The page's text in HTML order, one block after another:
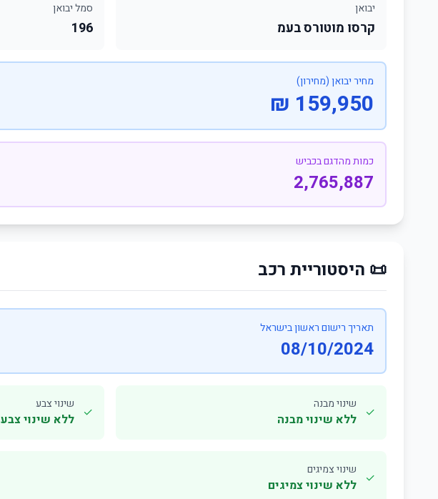
יבואן
קרסו מוטורס בעמ
סמל יבואן
196
מחיר יבואן (מחירון)
159,950 ₪
כמות מהדגם בכביש
2,765,887
📜 היסטוריית רכב
תאריך רישום ראשון בישראל
08/10/2024
✓
שינוי מבנה
ללא שינוי מבנה ✓
שינוי צבע
ללא שינוי צבע
✓
שינוי צמיגים
ללא שינוי צמיגים